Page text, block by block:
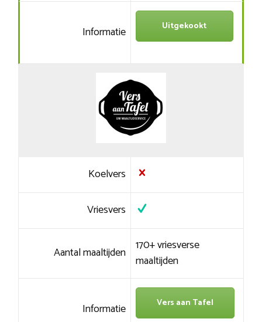
Informatie Uitgekookt
Koelvers
Vriesvers
Aantal maaltijden 170+ vriesverse
maaltijden
Informatie Vers aan Tafel